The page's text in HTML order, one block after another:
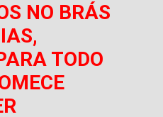
NO BRÁS
TODO